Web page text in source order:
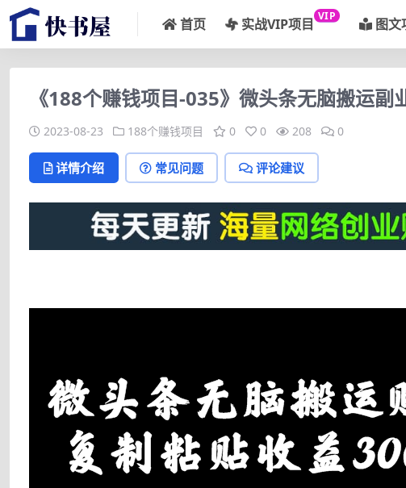
首页 实战VIP项目 VIP 图文
《188个赚钱项目-035》微头条无脑搬运
2023-08-23 188个赚钱项目 0 0 208 0
详情介绍 常见问题 评论建议